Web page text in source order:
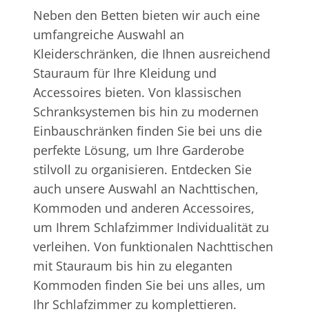
Neben den Betten bieten wir auch eine
umfangreiche Auswahl an
Kleiderschränken, die Ihnen ausreichend
Stauraum für Ihre Kleidung und
Accessoires bieten. Von klassischen
Schranksystemen bis hin zu modernen
Einbauschränken finden Sie bei uns die
perfekte Lösung, um Ihre Garderobe
stilvoll zu organisieren. Entdecken Sie
auch unsere Auswahl an Nachttischen,
Kommoden und anderen Accessoires,
um Ihrem Schlafzimmer Individualität zu
verleihen. Von funktionalen Nachttischen
mit Stauraum bis hin zu eleganten
Kommoden finden Sie bei uns alles, um
Ihr Schlafzimmer zu komplettieren.